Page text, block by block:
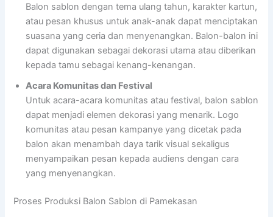
Balon sablon dengan tema ulang tahun, karakter kartun,
atau pesan khusus untuk anak-anak dapat menciptakan
suasana yang ceria dan menyenangkan. Balon-balon ini
dapat digunakan sebagai dekorasi utama atau diberikan
kepada tamu sebagai kenang-kenangan.
Acara Komunitas dan Festival
Untuk acara-acara komunitas atau festival, balon sablon
dapat menjadi elemen dekorasi yang menarik. Logo
komunitas atau pesan kampanye yang dicetak pada
balon akan menambah daya tarik visual sekaligus
menyampaikan pesan kepada audiens dengan cara
yang menyenangkan.
Proses Produksi Balon Sablon di Pamekasan